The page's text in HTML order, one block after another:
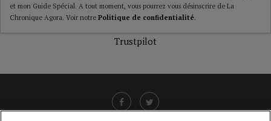
et mon Guide Spécial. A tout moment, vous pourrez vous désinscrire de La
Chronique Agora. Voir notre Politique de confidentialité.
Trustpilot